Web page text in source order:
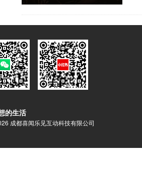
的生活
成都喜闻乐见互动科技有限公司